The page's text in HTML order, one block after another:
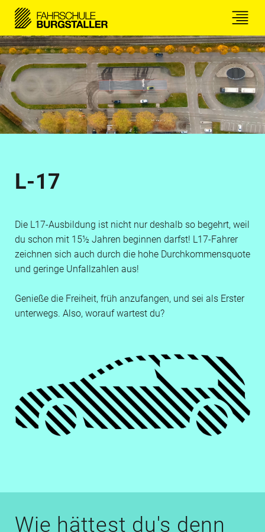
L-17
Die L17-Ausbildung ist nicht nur deshalb so begehrt, weil
du schon mit 15½ Jahren beginnen darfst! L17-Fahrer
zeichnen sich auch durch die hohe Durchkommensquote
und geringe Unfallzahlen aus!
Genieße die Freiheit, früh anzufangen, und sei als Erster
unterwegs. Also, worauf wartest du?
Wie hättest du's denn